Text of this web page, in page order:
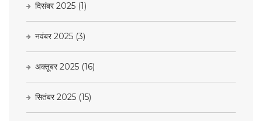
दिसंबर 2025 (1)
नवंबर 2025 (3)
अक्तूबर 2025 (16)
सितंबर 2025 (15)